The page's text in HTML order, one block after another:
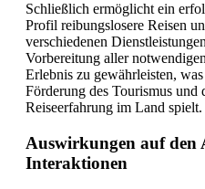
Schließlich ermöglicht ein
Profil reibungslosere Reisen
verschiedenen
Vorbereitung aller
Erlebnis zu gewährleisten,
Förderung des Tourismus und
Reiseerfahrung im Land spielt.
Auswirkungen auf den
Interaktionen